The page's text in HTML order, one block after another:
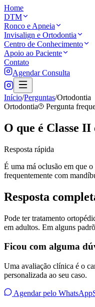
Home
DTM
Ronco e Apneia
Invisalign e Ortodontia
Centro de Conhecimento
Apoio ao Paciente
Contato
Agendar Consulta
Início/Perguntas/Ortodontia
Ortodontia
Pergunta
O que é Classe II
Resposta rápida
É uma má oclusão em que
frequentemente com
Resposta
Pode ter tratamento
em adultos. Em alguns
Ficou com alguma
Uma avaliação clínica é o
personalizada ao seu caso.
Agendar pelo WhatsApp